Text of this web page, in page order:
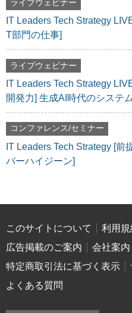
ライブウェビナー
IT Leaders Tech Strategy
T部門の仕事]
ライブウェビナー
IT Leaders Tech Strategy
開発力] 生成AI時代のシステ
コンファレンス/セミナー
IT Leaders Tech Strategy [前
バーハイジーン]
このサイトについて 利用規
広告掲載のご案内
会社案内
特定商取引法に基づく表示
よくある質問